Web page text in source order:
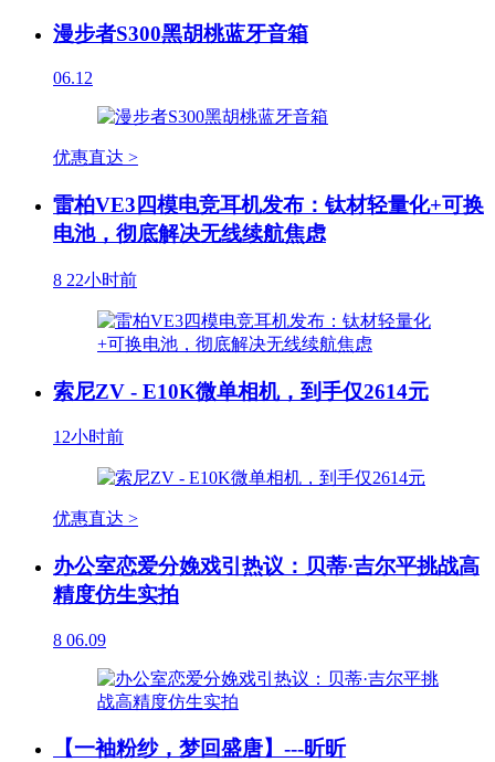
漫步者S300黑胡桃蓝牙音箱
06.12
优惠直达 >
雷柏VE3四模电竞耳机发布：钛材轻量化+可换
电池，彻底解决无线续航焦虑
8 22小时前
索尼ZV - E10K微单相机，到手仅2614元
12小时前
优惠直达 >
办公室恋爱分娩戏引热议：贝蒂·吉尔平挑战高
精度仿生实拍
8 06.09
【一袖粉纱，梦回盛唐】---昕昕